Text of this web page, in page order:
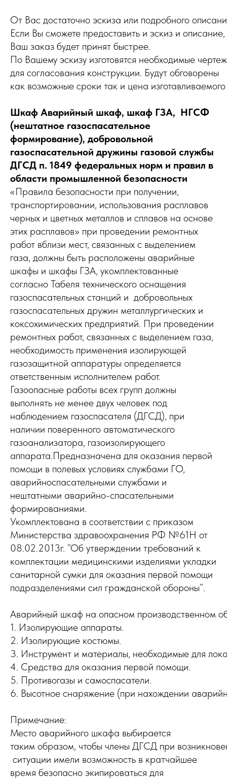
От Вас достаточно эскиза или подробного
Если Вы сможете предоставить и эскиз и описание,
Ваш заказ будет принят быстрее.
По Вашему эскизу изготовятся необходимые
для согласования конструкции. Будут обговорены
как возможные сроки так и цена
Шкаф Аварийный шкаф, шкаф ГЗА, НГСФ
(нештатное газоспасательное
формирование), добровольной
газоспасательной дружины газовой службы
ДГСД п. 1849 федеральных норм и правил в
области промышленной безопасности
«Правила безопасности при получении,
транспортировании, использования расплавов
черных и цветных металлов и сплавов на основе
этих расплавов» при проведении ремонтных
работ вблизи мест, связанных с выделением
газа, должны быть расположены аварийные
шкафы и шкафы ГЗА, укомплектованные
согласно Табеля технического оснащения
газоспасательных станций и добровольных
газоспасательных дружин металлургических и
коксохимических предприятий. При проведении
ремонтных работ, связанных с выделением газа,
необходимость применения изолирующей
газозащитной аппаратуры определяется
ответственным исполнителем работ.
Газоопасные работы всех групп должны
выполнять не менее двух человек под
наблюдением газоспасателя (ДГСД), при
наличии поверенного автоматического
газоанализатора, газоизолирующего
аппарата.Предназначена для оказания первой
помощи в полевых условиях службами ГО,
аварийноспасательными службами и
нештатными аварийно-спасательными
формированиями.
Укомплектована в соответствии с приказом
Министерства здравоохранения РФ №61H от
08.02.2013г. ”Об утверждении требований к
комплектации медицинскими изделиями укладки
санитарной сумки для оказания первой помощи
подразделениями сил гражданской обороны”.
Аварийный шкаф на опасном производственном
1. Изолирующие аппараты.
2. Изолирующие костюмы.
3. Инструмент и материалы, необходимые для
4. Средства для оказания первой помощи.
5. Противогазы и самоспасатели.
6. Высотное снаряжение (при нахождении
Примечание:
Место аварийного шкафа выбирается
таким образом, чтобы члены ДГСД при
ситуации имели возможность в кратчайшее
время безопасно экипироваться для